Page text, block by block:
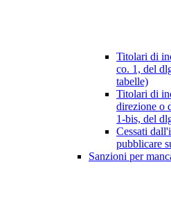
Titolari di
co. 1, del
tabelle)
Titolari di
direzione o
1-bis, del
Cessati
pubblicare
Sanzioni per